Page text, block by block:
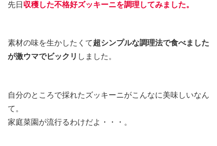
先日 収穫した不格好ズッキーニを調理してみました。
素材の味を生かしたくて超シンプルな調理法で食べました
が激ウマでビックリ しました。
自分のところで採れたズッキーニがこんなに美味しいなん
て。
家庭菜園が流行るわけだよ・・・。